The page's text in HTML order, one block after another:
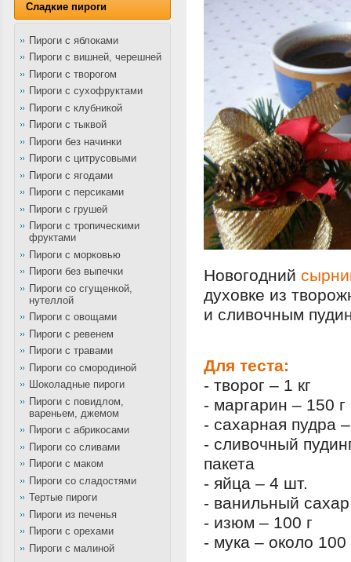
Сладкие пироги
Пироги с яблоками
Пироги с вишней, черешней
Пироги с творогом
Пироги с сухофруктами
Пироги с клубникой
Пироги с тыквой
Пироги без начинки
Пироги с цитрусовыми
Пироги с ягодами
Пироги с персиками
Пироги с грушей
Пироги с тропическими
фруктами
Пироги с морковью
Пироги без выпечки
Пироги со сгущенкой,
нутеллой
Пироги с овощами
Пироги с ревенем
Пироги с травами
Пироги со смородиной
Шоколадные пироги
Пироги с повидлом,
вареньем, джемом
Пироги с абрикосами
Пироги со сливами
Пироги с маком
Пироги со сладостями
Тертые пироги
Пироги из печенья
Пироги с орехами
Пироги с малиной
Новогодний
духовке из
и сливочным
Для теста:
- творог – 1 кг
- маргарин – 150 г
- сахарная пудра
- сливочный
пакета
- яйца – 4 шт.
- ванильный
- изюм – 100 г
- мука – около